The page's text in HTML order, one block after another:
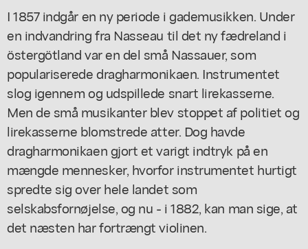
I 1857 indgår en ny periode i gademusikken. Under
en indvandring fra Nasseau til det ny fædreland i
östergötland var en del små Nassauer, som
populariserede dragharmonikaen. Instrumentet
slog igennem og udspillede snart lirekasserne.
Men de små musikanter blev stoppet af politiet og
lirekasserne blomstrede atter. Dog havde
dragharmonikaen gjort et varigt indtryk på en
mængde mennesker, hvorfor instrumentet hurtigt
spredte sig over hele landet som
selskabsfornøjelse, og nu - i 1882, kan man sige, at
det næsten har fortrængt violinen.